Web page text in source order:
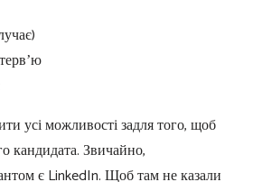
усі можливості задля того, щоб
кандидата. Звичайно,
є LinkedIn. Щоб там не казали